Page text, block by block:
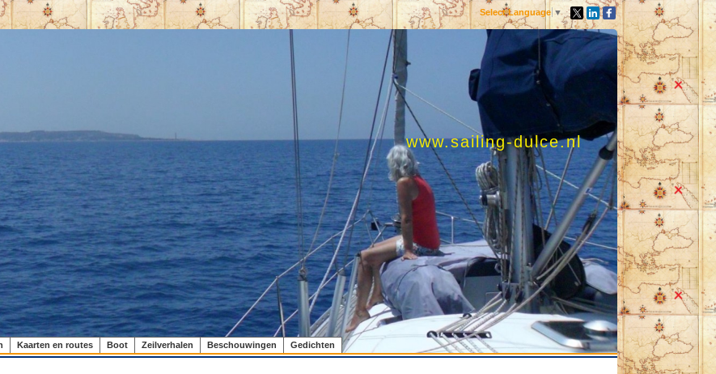
Select Language ▼
www.sailing-dulce.nl
Kaarten en routes Boot Zeilverhalen Beschouwingen Gedichten